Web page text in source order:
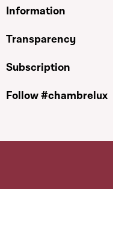
Information
Transparency
Subscription
Follow #chambrelux